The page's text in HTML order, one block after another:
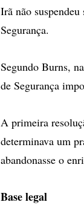
Irã não
Segurança.
Segundo Burns,
de Segurança
A primeira
determinava um
abandonasse o
Base legal